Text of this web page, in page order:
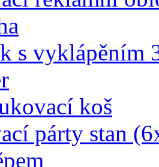
s vyklápěním
koš
párty stan